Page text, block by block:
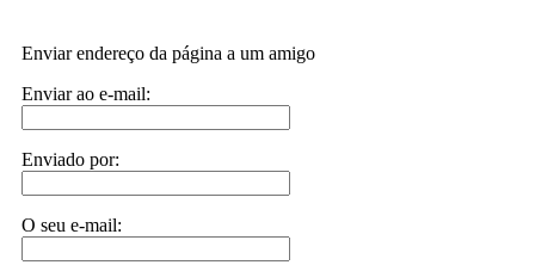
Enviar endereço da página a um amigo
Enviar ao e-mail:
Enviado por:
O seu e-mail: